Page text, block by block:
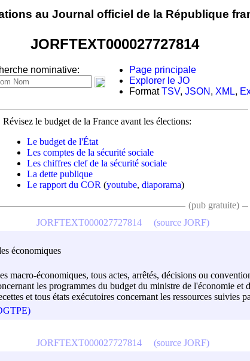
au Journal officiel de la République
JORFTEXT000027727814
nominative:
Page principale
Explorer le JO
FormatTSV, JSON , XML,
Révisez le budget de la France avant les élections:
Le budget de l'État
Les comptes de la sécurité sociale
Les chiffres clef de la sécurité sociale
La dette publique
Le rapport du COR (youtube, diaporama)
(pub gratuite)
économiques
macro-économiques, tous actes, arrêtés, décisions ou
les programmes du budget du ministre de l'économie et
et tous états exécutoires concernant les ressources suivies
JORFTEXT000027727814 (source JORF)
JORFTEXT000027727814 (source JORF)